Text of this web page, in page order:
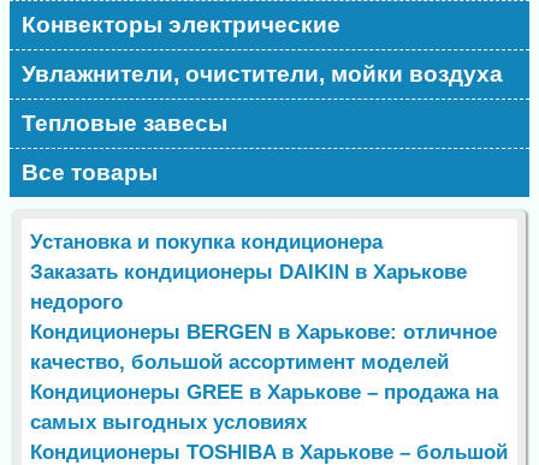
Конвекторы электрические
Увлажнители, очистители, мойки воздуха
Тепловые завесы
Все товары
Установка и покупка кондиционера
Заказать кондиционеры DAIKIN в Харькове
недорого
Кондиционеры BERGEN в Харькове: отличное
качество, большой ассортимент моделей
Кондиционеры GREE в Харькове – продажа на
самых выгодных условиях
Кондиционеры TOSHIBA в Харькове – большой